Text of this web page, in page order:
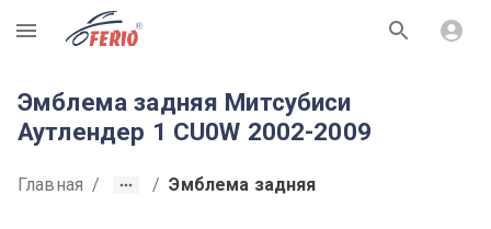
R
Эмблема задняя Митсубиси
Аутлендер 1 CU0W 2002-2009
Главная / / Эмблема задняя